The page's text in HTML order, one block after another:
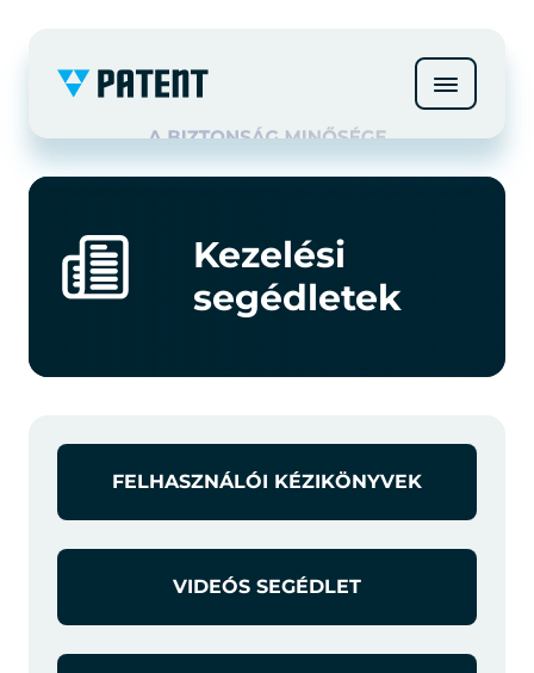
Kezelési
segédletek
FELHASZNÁLÓI KÉZIKÖNYVEK
VIDEÓS SEGÉDLET